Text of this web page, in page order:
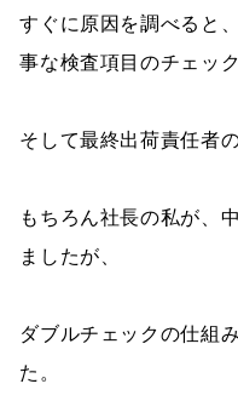
すぐに原因を調べると
事な検査項目のチェック
そして最終出荷責任者
もちろん社長の私が、
ましたが、
ダブルチェックの仕組
た。